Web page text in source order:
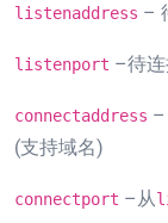
listenaddress –
listenport –待连
connectaddress –
(支持域名)
connectport –从